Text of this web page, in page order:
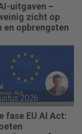
uitgaven –
zicht op
en opbrengsten
2026
fase EU AI Act: